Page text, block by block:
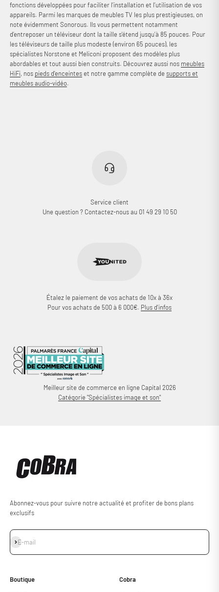
fonctions développées pour faciliter l’installation et l’utilisation de vos
appareils. Parmi les marques de meubles TV les plus prestigieuses, on
note évidemment Sonorous. Ils vous permettent notamment
d’entreposer un téléviseur dont la taille s'étend jusqu’à 85 pouces. Pour
les téléviseurs de taille plus modeste (environ 65 pouces), les
spécialistes Norstone et Meliconi proposent des modèles plus
abordables et tout aussi bien construits. Découvrez aussi nos meubles
HiFi, nos pieds d'enceintes et notre gamme complète de supports et
meubles audio-vidéo.
Service client
Une question ? Contactez-nous au 01 49 29 10 50
Étalez le paiement de vos achats de 10x à 36x
Pour vos achats de 500 à 6 000€. Plus d'infos
Meilleur site de commerce en ligne Capital 2026
Catégorie "Spécialistes image et son"
Abonnez-vous pour suivre notre actualité et profiter de bons plans
exclusifs
E-mail
S'inscrire
Boutique Cobra